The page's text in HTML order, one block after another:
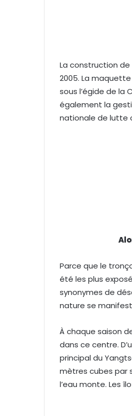
La construction
2005. La
sous l’égide de la
également la
nationale de lutte
Parce que le
été les plus
synonymes de
nature se
À chaque saison
dans ce centre.
principal du
mètres cubes par
l’eau monte. Les